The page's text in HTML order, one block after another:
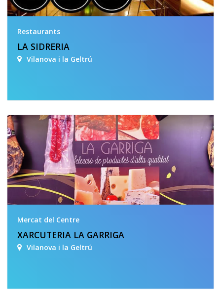
Restaurants
LA SIDRERIA
Vilanova i la Geltrú
Mercat del Centre
XARCUTERIA LA GARRIGA
Vilanova i la Geltrú